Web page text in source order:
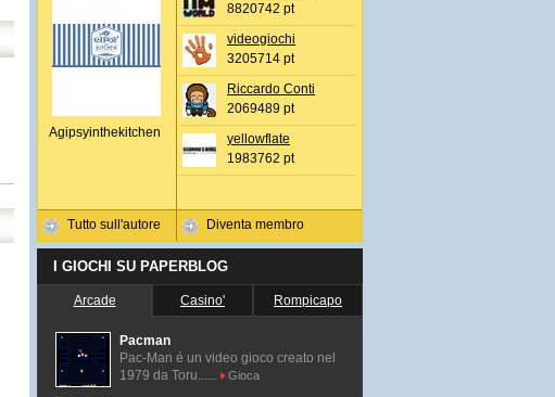
Agipsyinthekitchen
Tutto sull'autore
8820742 pt
videogiochi
3205714 pt
Riccardo Conti
2069489 pt
yellowflate
1983762 pt
Diventa membro
I GIOCHI SU PAPERBLOG
Arcade Casino' Rompicapo
Pacman
Pac-Man é un video gioco creato nel
1979 da Toru......
Gioca